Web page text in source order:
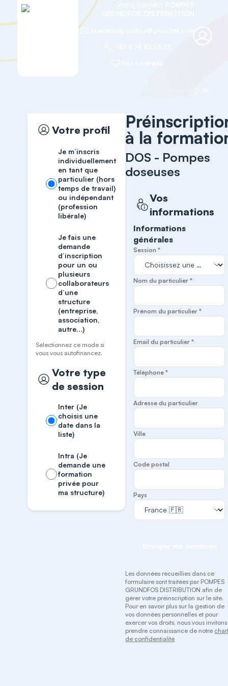
Votre profil
Je m’inscris
individuellement
en tant que
particulier (hors
temps de travail)
ou indépendant
(profession
libérale)
Je fais une
demande
d’inscription
pour un ou
plusieurs
collaborateurs
d’une
structure
(entreprise,
association,
autre…)
Sélectionnez ce mode si
vous vous autofinancez.
Votre type
de session
Inter (Je
choisis une
date dans la
liste)
Intra (Je
demande une
formation
privée pour
ma structure)
à la
DOS - Pompes
doseuses
Vos
informations
Informations
générales
Session *
Nom du particulier *
Prénom du particulier *
Email du particulier *
Téléphone *
Adresse du particulier
Ville
Code postal
Pays
Les données recueillies dans ce
formulaire sont traitées par POMPES
GRUNDFOS DISTRIBUTION afin de
gérer votre préinscription sur le site.
Pour en savoir plus sur la gestion de
vos données personnelles et pour
exercer vos droits, nous vous
prendre connaissance de notre
de confidentialité